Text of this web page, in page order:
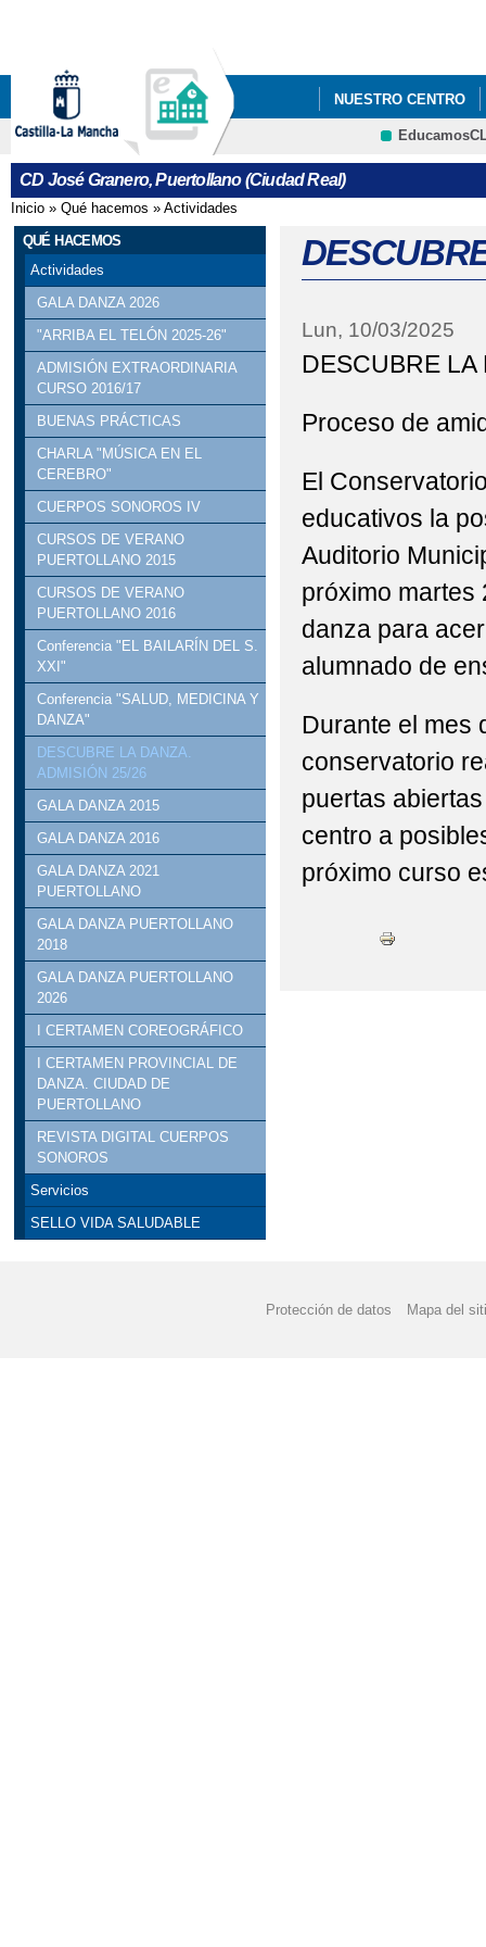
NUESTRO CENTRO
ERASMUS +
CD José Granero, Puertollano (Ciudad Real)
Se encuentra usted aquí
Inicio » Qué hacemos » Actividades
QUÉ HACEMOS
Actividades
GALA DANZA 2026
"ARRIBA EL TELÓN 2025-26"
ADMISIÓN EXTRAORDINARIA
CURSO 2016/17
BUENAS PRÁCTICAS
CHARLA "MÚSICA EN EL
CEREBRO"
CUERPOS SONOROS IV
CURSOS DE VERANO
PUERTOLLANO 2015
CURSOS DE VERANO
PUERTOLLANO 2016
Conferencia "EL BAILARÍN DEL S.
XXI"
Conferencia "SALUD, MEDICINA Y
DANZA"
DESCUBRE LA DANZA.
ADMISIÓN 25/26
GALA DANZA 2015
GALA DANZA 2016
GALA DANZA 2021
PUERTOLLANO
GALA DANZA PUERTOLLANO
2018
GALA DANZA PUERTOLLANO
2026
I CERTAMEN COREOGRÁFICO
I CERTAMEN PROVINCIAL DE
DANZA. CIUDAD DE
PUERTOLLANO
REVISTA DIGITAL CUERPOS
SONOROS
Servicios
SELLO VIDA SALUDABLE
Lun, 10/03/2025
DESCUBRE LA
Proceso de
El
educativos la
Auditorio
próximo martes
danza para
alumnado de
Durante el mes
conservatorio
puertas
centro a
próximo curso
Protección de datos Mapa del